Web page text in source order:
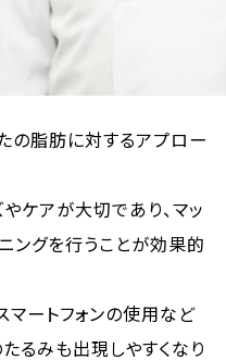
の脂肪に対するアプロー
ケアが大切であり、マッ
ングを行うことが効果的
マートフォンの使用など
るみも出現しやすくなり